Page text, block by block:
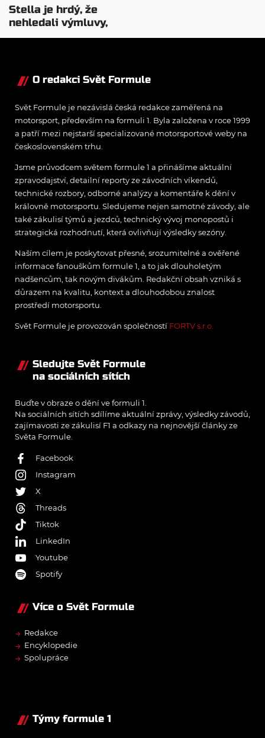
Stella je hrdý, že
nehledali výmluvy,
proč nedokážou
O redakci Svět Formule
Svět Formule je nezávislá česká redakce zaměřená na
motorsport, především na formuli 1. Byla založena v roce 1999
a patří mezi nejstarší specializované motorsportové weby na
československém trhu.
Jsme průvodcem světem formule 1 a přinášíme aktuální
zpravodajství, detailní reporty ze závodních víkendů,
technické rozbory, odborné analýzy a komentáře k dění v
královně motorsportu. Sledujeme nejen samotné závody, ale
také zákulisí týmů a jezdců, technický vývoj monopostů i
strategická rozhodnutí, která ovlivňují výsledky sezóny.
Naším cílem je poskytovat přesné, srozumitelné a ověřené
informace fanouškům formule 1, a to jak dlouholetým
nadšencům, tak novým divákům. Redakční obsah vzniká s
důrazem na kvalitu, kontext a dlouhodobou znalost
prostředí motorsportu.
Svět Formule je provozován společností FORTV s.r.o.
Sledujte Svět Formule
na sociálních sítích
Buďte v obraze o dění ve formuli 1.
Na sociálních sítích sdílíme aktuální zprávy, výsledky závodů,
zajímavosti ze zákulisí F1 a odkazy na nejnovější články ze
Světa Formule.
Facebook
Instagram
X
Threads
Tiktok
LinkedIn
Youtube
Spotify
Více o Svět Formule
→ Redakce
→ Encyklopedie
→ Spolupráce
Týmy formule 1